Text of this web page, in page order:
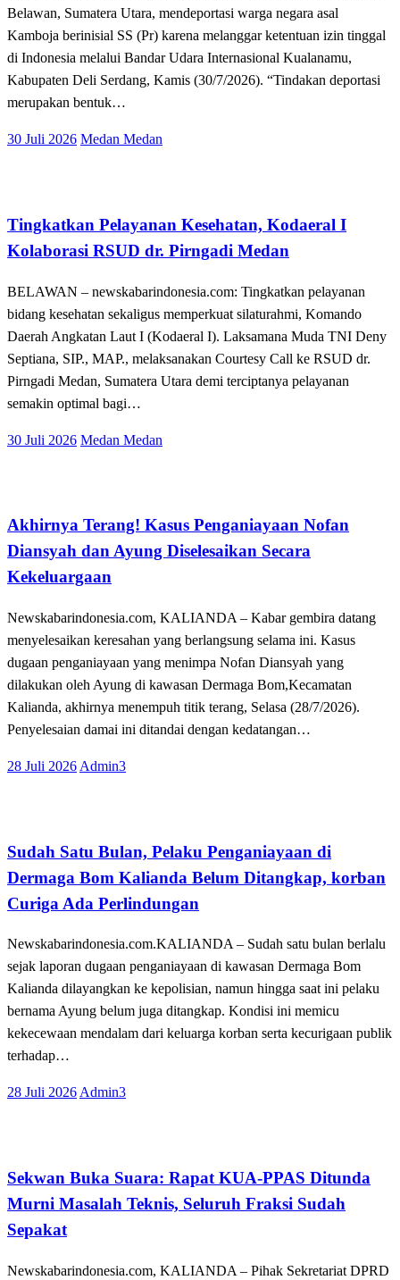
Belawan, Sumatera Utara, mendeportasi warga negara asal
Kamboja berinisial SS (Pr) karena melanggar ketentuan izin tinggal
di Indonesia melalui Bandar Udara Internasional Kualanamu,
Kabupaten Deli Serdang, Kamis (30/7/2026). “Tindakan deportasi
merupakan bentuk…
Posted
30 Juli 2026 Medan Medan
Tingkatkan Pelayanan Kesehatan, Kodaeral I
Kolaborasi RSUD dr. Pirngadi Medan‎
BELAWAN – newskabarindonesia.com: Tingkatkan pelayanan
bidang kesehatan sekaligus memperkuat silaturahmi, Komando
Daerah Angkatan Laut I (Kodaeral I). Laksamana Muda TNI Deny
Septiana, SIP., MAP., melaksanakan Courtesy Call ke RSUD dr.
Pirngadi Medan, Sumatera Utara demi terciptanya pelayanan
semakin optimal bagi…
Posted
30 Juli 2026 Medan Medan
Akhirnya Terang! Kasus Penganiayaan Nofan
Diansyah dan Ayung Diselesaikan Secara
Kekeluargaan
Newskabarindonesia.com, KALIANDA – Kabar gembira datang
menyelesaikan keresahan yang berlangsung selama ini. Kasus
dugaan penganiayaan yang menimpa Nofan Diansyah yang
dilakukan oleh Ayung di kawasan Dermaga Bom,Kecamatan
Kalianda, akhirnya menempuh titik terang, Selasa (28/7/2026).
Penyelesaian damai ini ditandai dengan kedatangan…
Posted
28 Juli 2026 Admin3
Sudah Satu Bulan, Pelaku Penganiayaan di
Dermaga Bom Kalianda Belum Ditangkap, korban
Curiga Ada Perlindungan
Newskabarindonesia.com.KALIANDA – Sudah satu bulan berlalu
sejak laporan dugaan penganiayaan di kawasan Dermaga Bom
Kalianda dilayangkan ke kepolisian, namun hingga saat ini pelaku
bernama Ayung belum juga ditangkap. Kondisi ini memicu
kekecewaan mendalam dari keluarga korban serta kecurigaan publik
terhadap…
Posted
28 Juli 2026 Admin3
Sekwan Buka Suara: Rapat KUA-PPAS Ditunda
Murni Masalah Teknis, Seluruh Fraksi Sudah
Sepakat
Newskabarindonesia.com, KALIANDA – Pihak Sekretariat DPRD